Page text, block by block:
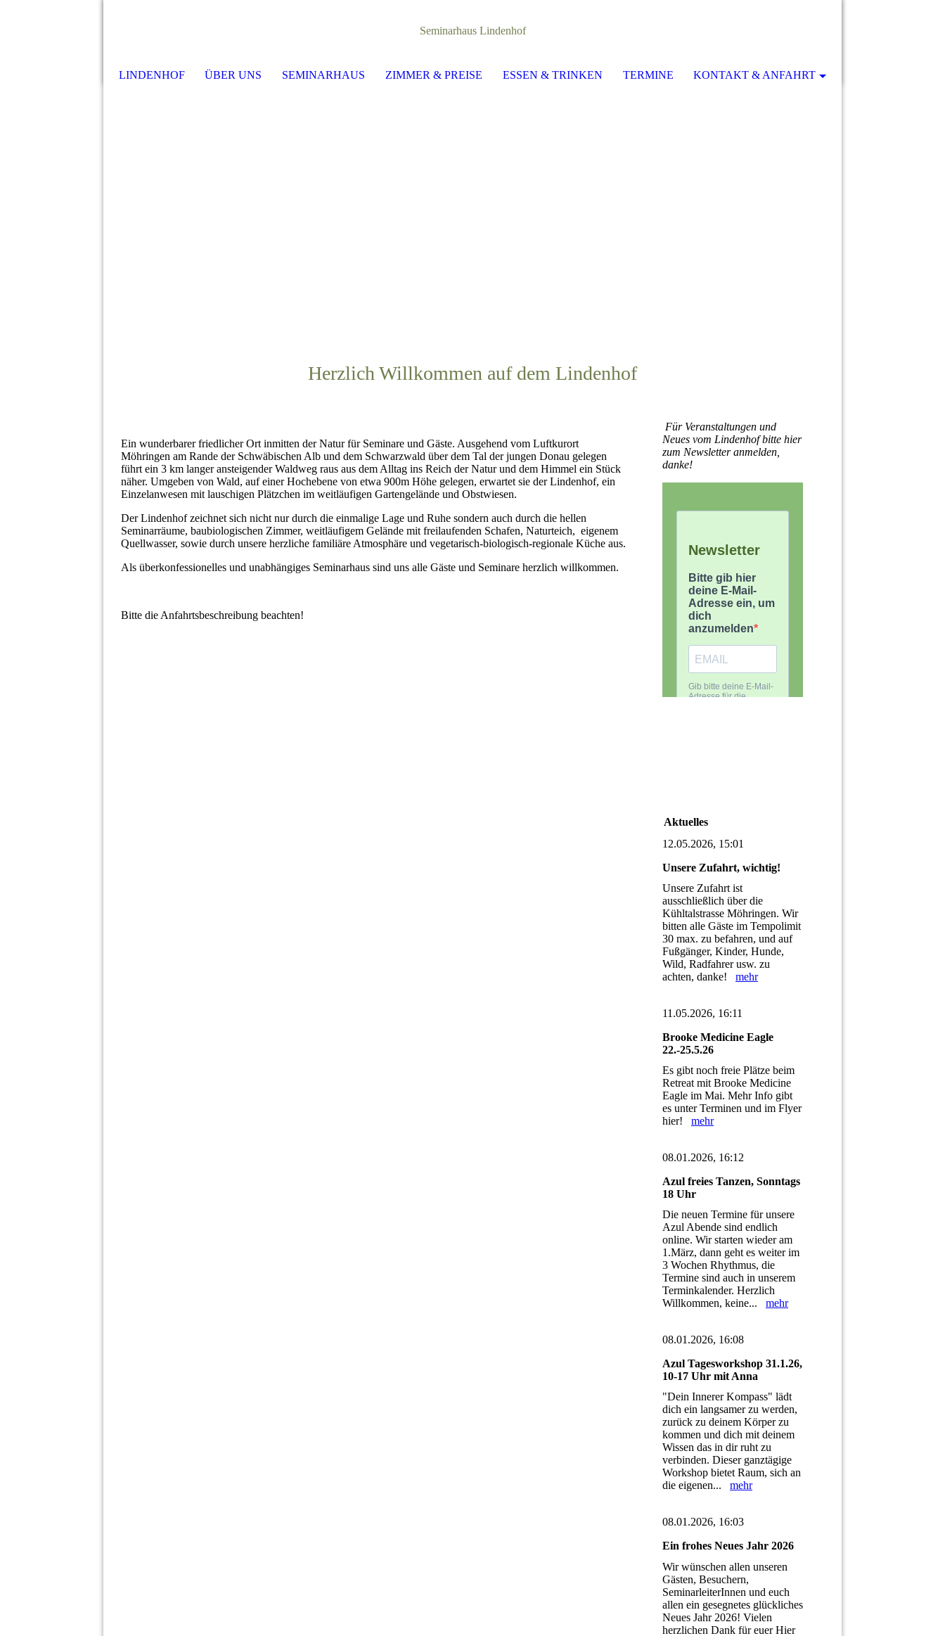
Seminarhaus Lindenhof
LINDENHOF ÜBER UNS SEMINARHAUS ZIMMER & PREISE ESSEN & TRINKEN TERMINE KONTAKT & ANFAHRT
Herzlich Willkommen auf dem Lindenhof
Ein wunderbarer friedlicher Ort inmitten der Natur für Seminare und Gäste. Ausgehend vom Luftkurort
Möhringen am Rande der Schwäbischen Alb und dem Schwarzwald über dem Tal der jungen Donau gelegen
führt ein 3 km langer ansteigender Waldweg raus aus dem Alltag ins Reich der Natur und dem Himmel ein Stück
näher. Umgeben von Wald, auf einer Hochebene von etwa 900m Höhe gelegen, erwartet sie der Lindenhof, ein
Einzelanwesen mit lauschigen Plätzchen im weitläufigen Gartengelände und Obstwiesen.
Der Lindenhof zeichnet sich nicht nur durch die einmalige Lage und Ruhe sondern auch durch die hellen
Seminarräume, baubiologischen Zimmer, weitläufigem Gelände mit freilaufenden Schafen, Naturteich, eigenem
Quellwasser, sowie durch unsere herzliche familiäre Atmosphäre und vegetarisch-biologisch-regionale Küche aus.
Als überkonfessionelles und unabhängiges Seminarhaus sind uns alle Gäste und Seminare herzlich willkommen.
Bitte die Anfahrtsbeschreibung beachten!
Für Veranstaltungen und
Neues vom Lindenhof bitte hier
zum Newsletter anmelden,
danke!
Aktuelles
12.05.2026, 15:01
Unsere Zufahrt, wichtig!
Unsere Zufahrt ist
ausschließlich über die
Kühltalstrasse Möhringen. Wir
bitten alle Gäste im Tempolimit
30 max. zu befahren, und auf
Fußgänger, Kinder, Hunde,
Wild, Radfahrer usw. zu
achten, danke! mehr
11.05.2026, 16:11
Brooke Medicine Eagle
22.-25.5.26
Es gibt noch freie Plätze beim
Retreat mit Brooke Medicine
Eagle im Mai. Mehr Info gibt
es unter Terminen und im Flyer
hier! mehr
08.01.2026, 16:12
Azul freies Tanzen, Sonntags
18 Uhr
Die neuen Termine für unsere
Azul Abende sind endlich
online. Wir starten wieder am
1.März, dann geht es weiter im
3 Wochen Rhythmus, die
Termine sind auch in unserem
Terminkalender. Herzlich
Willkommen, keine... mehr
08.01.2026, 16:08
Azul Tagesworkshop 31.1.26,
10-17 Uhr mit Anna
"Dein Innerer Kompass" lädt
dich ein langsamer zu werden,
zurück zu deinem Körper zu
kommen und dich mit deinem
Wissen das in dir ruht zu
verbinden. Dieser ganztägige
Workshop bietet Raum, sich an
die eigenen... mehr
08.01.2026, 16:03
Ein frohes Neues Jahr 2026
Wir wünschen allen unseren
Gästen, Besuchern,
SeminarleiterInnen und euch
allen ein gesegnetes glückliches
Neues Jahr 2026! Vielen
herzlichen Dank für euer Hier